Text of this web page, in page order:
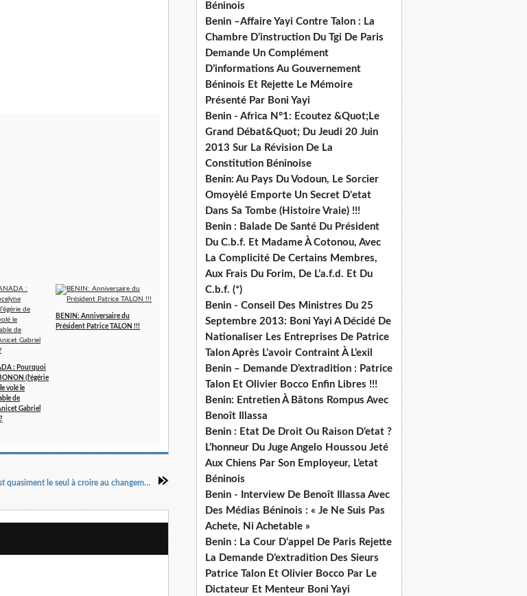
: Pourquoi
(l’égérie
volé le
de
Gabriel
BENIN: Anniversaire du
Président Patrice TALON !!!
Bénin: Yayi Boni est quasiment le seul à croire au changement
Béninois
Benin –Affaire Yayi Contre Talon : La
Chambre D’instruction Du Tgi De Paris
Demande Un Complément
D’informations Au Gouvernement
Béninois Et Rejette Le Mémoire
Présenté Par Boni Yayi
Benin - Africa N°1: Ecoutez &Quot;Le
Grand Débat&Quot; Du Jeudi 20 Juin
2013 Sur La Révision De La
Constitution Béninoise
Benin: Au Pays Du Vodoun, Le Sorcier
Omoyèlé Emporte Un Secret D'etat
Dans Sa Tombe (Histoire Vraie) !!!
Benin : Balade De Santé Du Président
Du C.b.f. Et Madame À Cotonou, Avec
La Complicité De Certains Membres,
Aux Frais Du Forim, De L’a.f.d. Et Du
C.b.f. (*)
Benin - Conseil Des Ministres Du 25
Septembre 2013: Boni Yayi A Décidé De
Nationaliser Les Entreprises De Patrice
Talon Après L’avoir Contraint À L’exil
Benin – Demande D’extradition : Patrice
Talon Et Olivier Bocco Enfin Libres !!!
Benin: Entretien À Bâtons Rompus Avec
Benoît Illassa
Benin : Etat De Droit Ou Raison D’etat ?
L’honneur Du Juge Angelo Houssou Jeté
Aux Chiens Par Son Employeur, L’etat
Béninois
Benin - Interview De Benoît Illassa Avec
Des Médias Béninois : « Je Ne Suis Pas
Achete, Ni Achetable »
Benin : La Cour D’appel De Paris Rejette
La Demande D’extradition Des Sieurs
Patrice Talon Et Olivier Bocco Par Le
Dictateur Et Menteur Boni Yayi